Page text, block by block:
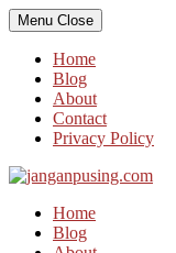
Skip
to
content
Menu Close
Home
Blog
About
Contact
Privacy Policy
Home
Blog